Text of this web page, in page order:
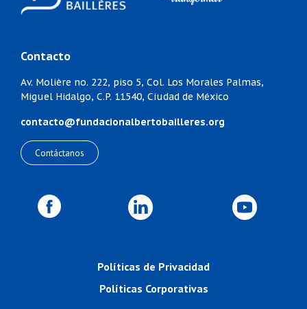
Contacto
Av. Molière no. 222, piso 5, Col. Los Morales Palmas,
Miguel Hidalgo, C.P. 11540, Ciudad de México
contacto@fundacionalbertobailleres.org
Contáctanos
Políticas de Privacidad
Políticas Corporativas